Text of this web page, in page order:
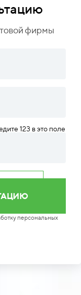
фирмы
123 в это поле
персональных